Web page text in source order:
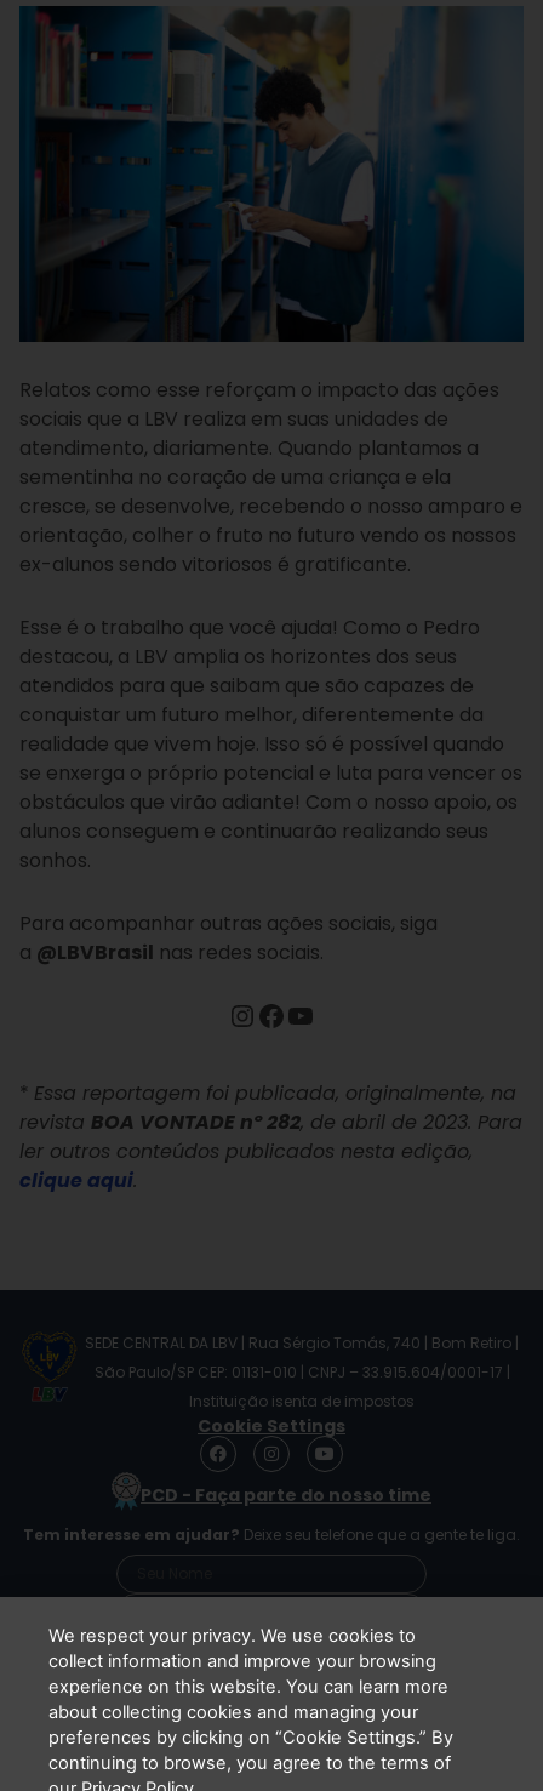
Relatos como esse reforçam o impacto das ações
sociais que a LBV realiza em suas unidades de
atendimento, diariamente. Quando plantamos a
sementinha no coração de uma criança e ela
cresce, se desenvolve, recebendo o nosso amparo e
orientação, colher o fruto no futuro vendo os nossos
ex-alunos sendo vitoriosos é gratificante.
Esse é o trabalho que você ajuda! Como o Pedro
destacou, a LBV amplia os horizontes dos seus
atendidos para que saibam que são capazes de
conquistar um futuro melhor, diferentemente da
realidade que vivem hoje. Isso só é possível quando
se enxerga o próprio potencial e luta para vencer os
obstáculos que virão adiante! Com o nosso apoio, os
alunos conseguem e continuarão realizando seus
sonhos.
Para acompanhar outras ações sociais, siga
a @LBVBrasil nas redes sociais.
* Essa reportagem foi publicada, originalmente, na
revista BOA VONTADE nº 282, de abril de 2023. Para
ler outros conteúdos publicados nesta edição,
clique aqui.
SEDE CENTRAL DA LBV | Rua Sérgio Tomás, 740 | Bom Retiro |
São Paulo/SP CEP: 01131-010 | CNPJ – 33.915.604/0001-17 |
Instituição isenta de impostos
Cookie Settings
F
a
e
o
o
I
n
s
t
g
r
m
Y
o
t
b
e
PCD - Faça parte do nosso time
Tem interesse em ajudar? Deixe seu telefone que a gente te liga.
Li e concordo que minhas informações serão
tratadas de acordo com oAviso de Privacidade
da LBV
ENVIAR
We respect your privacy. We use cookies to
collect information and improve your browsing
experience on this website. You can learn more
about collecting cookies and managing your
preferences by clicking on “Cookie Settings.” By
continuing to browse, you agree to the terms of